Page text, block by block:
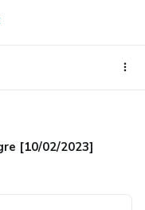
[10/02/2023]